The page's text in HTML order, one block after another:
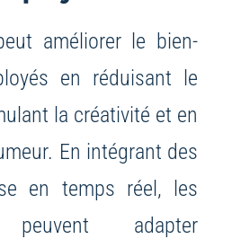
améliorer le bien-
en réduisant le
la créativité et en
En intégrant des
en temps réel, les
peuvent adapter